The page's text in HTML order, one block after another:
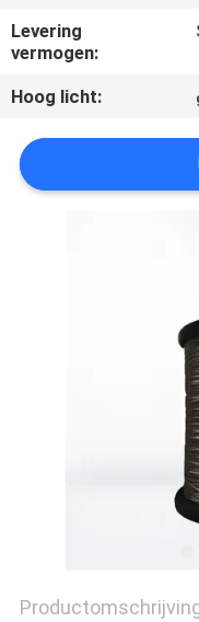
OM EEN
CITAAT
SITEMAP
Levering
vermogen:
Hoog licht: